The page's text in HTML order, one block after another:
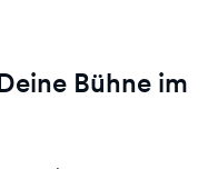
Bühne im